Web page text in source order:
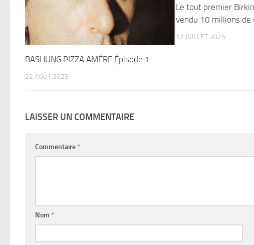
BASHUNG PIZZA AMÈRE Épisode 1
22 AOÛT 2023
Le tout premier
vendu 10 millions de
12 JUILLET 2025
LAISSER UN COMMENTAIRE
Commentaire*
Nom *